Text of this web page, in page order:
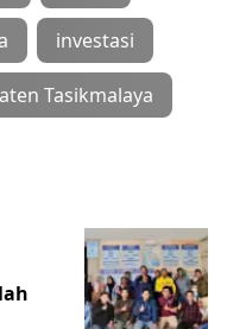
investasi
Tasikmalaya